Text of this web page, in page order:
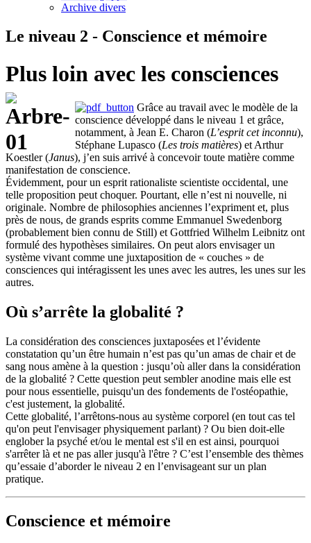
Archive divers
Le niveau 2 - Conscience et mémoire
Plus loin avec les consciences
Grâce au travail avec le modèle de la
conscience développé dans le niveau 1 et grâce,
notamment, à Jean E. Charon (L’esprit cet inconnu),
Stéphane Lupasco (Les trois matières) et Arthur
Koestler (Janus), j’en suis arrivé à concevoir toute matière comme
manifestation de conscience.
Évidemment, pour un esprit rationaliste scientiste occidental, une
telle proposition peut choquer. Pourtant, elle n’est ni nouvelle, ni
originale. Nombre de philosophies anciennes l’expriment et, plus
près de nous, de grands esprits comme Emmanuel Swedenborg
(probablement bien connu de Still) et Gottfried Wilhelm Leibnitz ont
formulé des hypothèses similaires. On peut alors envisager un
système vivant comme une juxtaposition de « couches » de
consciences qui intéragissent les unes avec les autres, les unes sur les
autres.
Où s’arrête la globalité ?
La considération des consciences juxtaposées et l’évidente
constatation qu’un être humain n’est pas qu’un amas de chair et de
sang nous amène à la question : jusqu’où aller dans la considération
de la globalité ? Cette question peut sembler anodine mais elle est
pour nous essentielle, puisqu'un des fondements de l'ostéopathie,
c'est justement, la globalité.
Cette globalité, l’arrêtons-nous au système corporel (en tout cas tel
qu'on peut l'envisager physiquement parlant) ? Ou bien doit-elle
englober la psyché et/ou le mental est s'il en est ainsi, pourquoi
s'arrêter là et ne pas aller jusqu'à l'être ? C’est l’ensemble des thèmes
qu’essaie d’aborder le niveau 2 en l’envisageant sur un plan
pratique.
Conscience et mémoire